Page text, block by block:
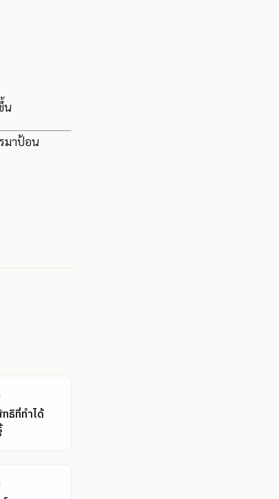
น
มาป้อน
ทธิที่ทำได้